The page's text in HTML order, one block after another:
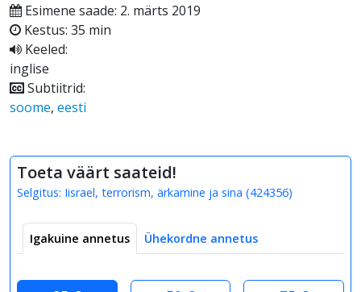
Esimene saade: 2. märts 2019
Kestus: 35 min
Keeled:
inglise
Subtiitrid:
soome, eesti
Toeta väärt saateid!
Selgitus: Iisrael, terrorism, ärkamine ja sina (424356)
Igakuine annetus Ühekordne annetus